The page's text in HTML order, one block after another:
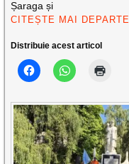
Șaraga și
CITEȘTE MAI DEPARTE
Distribuie acest articol